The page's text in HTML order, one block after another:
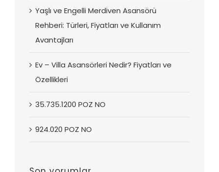
Yaşlı ve Engelli Merdiven Asansörü
Rehberi: Türleri, Fiyatları ve Kullanım
Avantajları
Ev – Villa Asansörleri Nedir? Fiyatları ve
Özellikleri
35.735.1200 POZ NO
924.020 POZ NO